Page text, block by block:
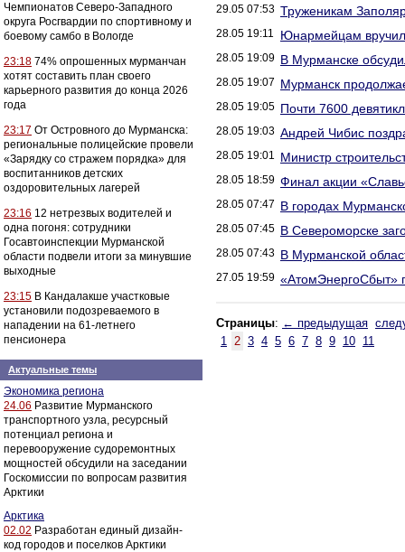
Чемпионатов Северо-Западного
округа Росгвардии по спортивному и
боевому самбо в Вологде
23:18 74% опрошенных мурманчан
хотят составить план своего
карьерного развития до конца 2026
года
23:17 От Островного до Мурманска:
региональные полицейские провели
«Зарядку со стражем порядка» для
воспитанников детских
оздоровительных лагерей
23:16 12 нетрезвых водителей и
одна погоня: сотрудники
Госавтоинспекции Мурманской
области подвели итоги за минувшие
выходные
23:15 В Кандалакше участковые
установили подозреваемого в
нападении на 61-летнего
пенсионера
Актуальные темы
Экономика региона
24.06 Развитие Мурманского
транспортного узла, ресурсный
потенциал региона и
перевооружение судоремонтных
мощностей обсудили на заседании
Госкомиссии по вопросам развития
Арктики
Арктика
02.02 Разработан единый дизайн-
код городов и поселков Арктики
29.05 07:53 Труженикам
28.05 19:11 Юнармейцам
28.05 19:09 В Мурманске
28.05 19:07 Мурманск
28.05 19:05 Почти 7600
28.05 19:03 Андрей Чибис
28.05 19:01 Министр
28.05 18:59 Финал акции
28.05 07:47 В городах
28.05 07:45 В Североморске
28.05 07:43 В Мурманской
27.05 19:59 «АтомЭнергоСбыт»
Страницы: ← предыдущая
1 2 3 4 5 6 7 8 9 10 11